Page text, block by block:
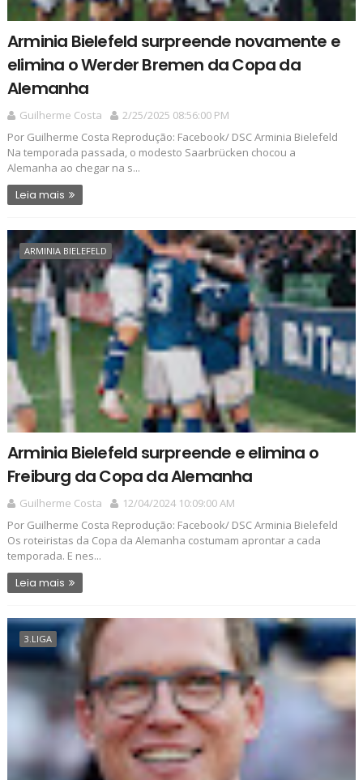
Arminia Bielefeld surpreende novamente e
elimina o Werder Bremen da Copa da
Alemanha
Guilherme Costa
2/25/2025 08:56:00 PM
Por Guilherme Costa Reprodução: Facebook/ DSC Arminia Bielefeld
Na temporada passada, o modesto Saarbrücken chocou a
Alemanha ao chegar na s...
Leia mais
ARMINIA BIELEFELD
Arminia Bielefeld surpreende e elimina o
Freiburg da Copa da Alemanha
Guilherme Costa
12/04/2024 10:09:00 AM
Por Guilherme Costa Reprodução: Facebook/ DSC Arminia Bielefeld
Os roteiristas da Copa da Alemanha costumam aprontar a cada
temporada. E nes...
Leia mais
3.LIGA